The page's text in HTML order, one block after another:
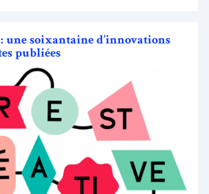
une soixantaine d’innovations
publiées